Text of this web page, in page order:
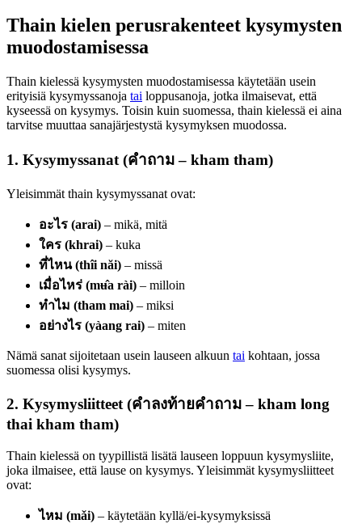
Thain kielen perusrakenteet kysymysten
muodostamisessa
Thain kielessä kysymysten muodostamisessa käytetään usein
erityisiä kysymyssanoja tai loppusanoja, jotka ilmaisevat, että
kyseessä on kysymys. Toisin kuin suomessa, thain kielessä ei aina
tarvitse muuttaa sanajärjestystä kysymyksen muodossa.
1. Kysymyssanat (คำถาม – kham tham)
Yleisimmät thain kysymyssanat ovat:
อะไร (arai) – mikä, mitä
ใคร (khrai) – kuka
ที่ไหน (thîi năi) – missä
เมื่อไหร่ (mʉ̂a rài) – milloin
ทำไม (tham mai) – miksi
อย่างไร (yàang rai) – miten
Nämä sanat sijoitetaan usein lauseen alkuun tai kohtaan, jossa
suomessa olisi kysymys.
2. Kysymysliitteet (คำลงท้ายคำถาม – kham long
thai kham tham)
Thain kielessä on tyypillistä lisätä lauseen loppuun kysymysliite,
joka ilmaisee, että lause on kysymys. Yleisimmät kysymysliitteet
ovat:
ไหม (mǎi) – käytetään kyllä/ei-kysymyksissä